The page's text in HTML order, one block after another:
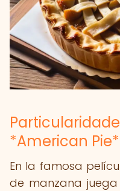
*American Pie*
En la famosa
de manzana